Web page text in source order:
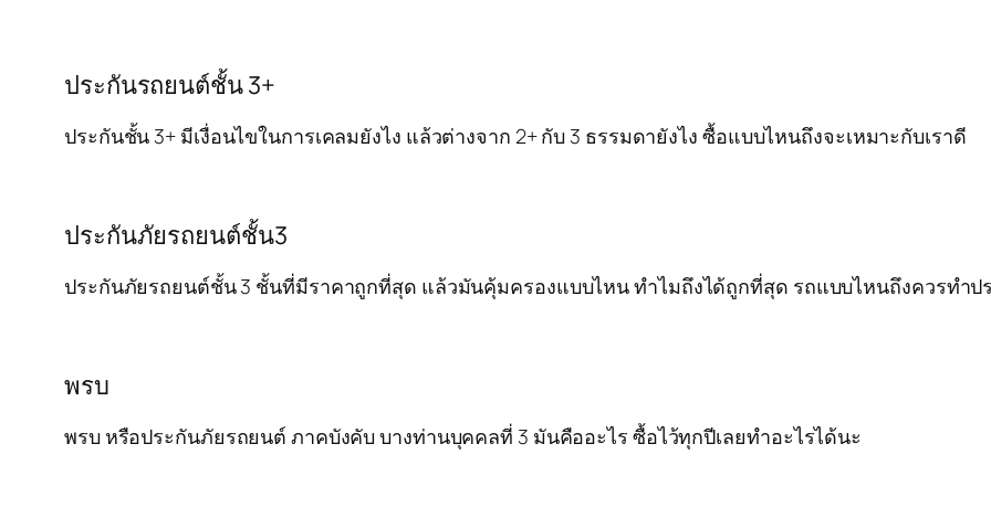
ประกันรถยนต์ชั้น 3+
ประกันชั้น 3+ มีเงื่อนไขในการเคลมยังไง แล้วต่างจาก 2+ กับ 3 ธรรมดายังไง ซื้อแบบไหนถึงจะเหมาะกับเราดี
ประกันภัยรถยนต์ชั้น3
ประกันภัยรถยนต์ชั้น 3 ชั้นที่มีราคาถูกที่สุด แล้วมันคุ้มครองแบบไหน ทำไมถึงได้ถูกที่สุด รถแบบไหนถึงควรทำ
พรบ
พรบ หรือประกันภัยรถยนต์ ภาคบังคับ บางท่านบุคคลที่ 3 มันคืออะไร ซื้อไว้ทุกปีเลยทำอะไรได้นะ